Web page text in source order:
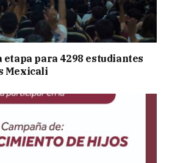
para 4298 estudiantes
Mexicali